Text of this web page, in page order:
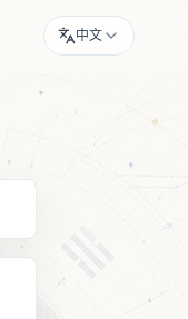
中文